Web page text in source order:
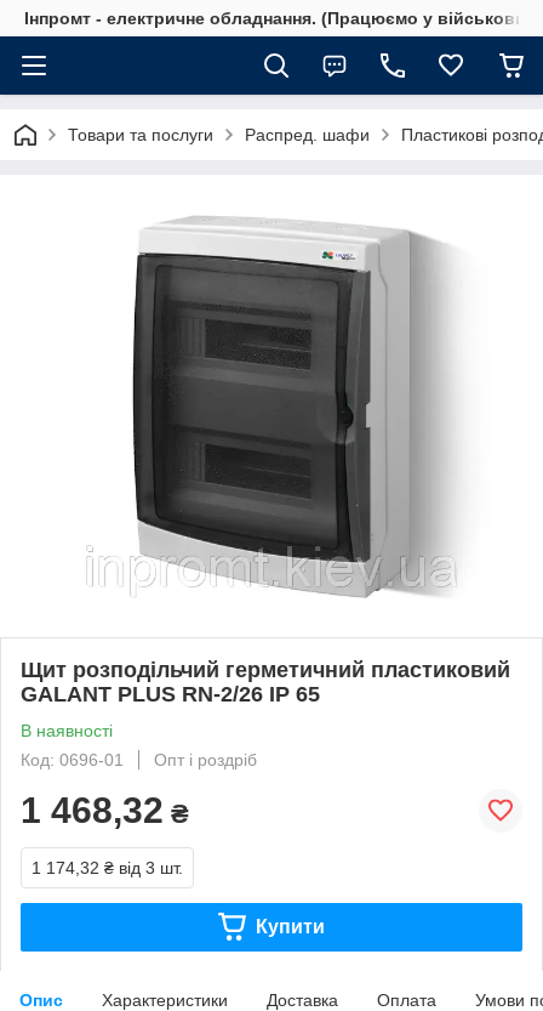
Інпромт - електричне обладнання. (Працюємо у військовий
Товари та послуги Распред. шафи Пластикові
Щит розподільчий герметичний пластиковий
GALANT PLUS RN-2/26 IP 65
В наявності
Код: 0696-01
Опт і роздріб
1 468,32 ₴
1 174,32 ₴ від 3 шт.
Купити
Опис Характеристики Доставка Оплата Умови